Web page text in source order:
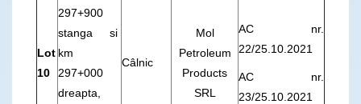
Lot
10
297+900
stanga si
km
297+000
dreapta,
Câlnic
Mol
Petroleum
Products
SRL
AC nr.
22/25.10.2021
AC nr.
23/25.10.2021